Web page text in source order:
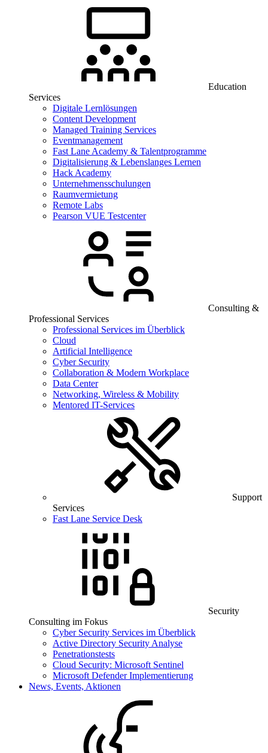
Education
Services
Digitale Lernlösungen
Content Development
Managed Training Services
Eventmanagement
Fast Lane Academy & Talentprogramme
Digitalisierung & Lebenslanges Lernen
Hack Academy
Unternehmensschulungen
Raumvermietung
Remote Labs
Pearson VUE Testcenter
Consulting &
Professional Services
Professional Services im Überblick
Cloud
Artificial Intelligence
Cyber Security
Collaboration & Modern Workplace
Data Center
Networking, Wireless & Mobility
Mentored IT-Services
Support
Services
Fast Lane Service Desk
Security
Consulting im Fokus
Cyber Security Services im Überblick
Active Directory Security Analyse
Penetrationstests
Cloud Security: Microsoft Sentinel
Microsoft Defender Implementierung
News, Events, Aktionen